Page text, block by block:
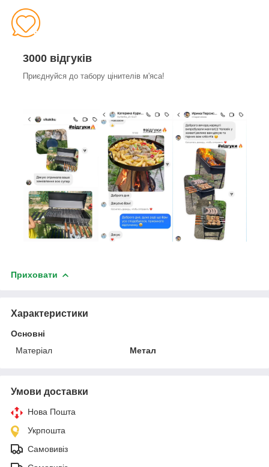
3000 відгуків
Приєднуйся до табору цінителів м'яса!
Приховати
Характеристики
Основні
Матеріал
Метал
Умови доставки
Нова Пошта
Укрпошта
Самовивіз